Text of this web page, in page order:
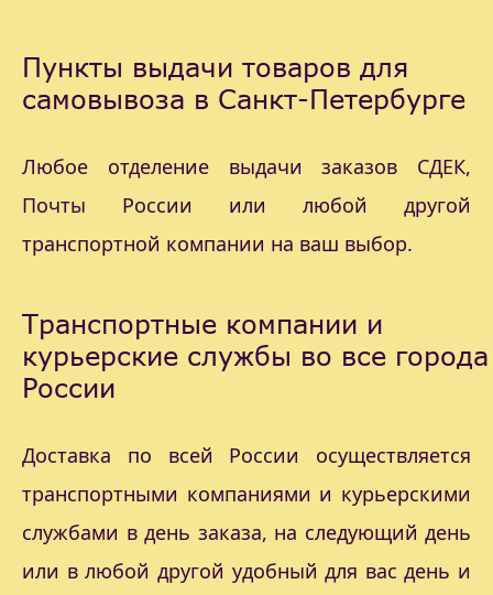
Пункты выдачи товаров для
самовывоза в Санкт-Петербурге
Любое отделение выдачи заказов СДЕК,
Почты России или любой другой
транспортной компании на ваш выбор.
Транспортные компании и
курьерские службы во все города
России
Доставка по всей России осуществляется
транспортными компаниями и курьерскими
службами в день заказа, на следующий день
или в любой другой удобный для вас день и